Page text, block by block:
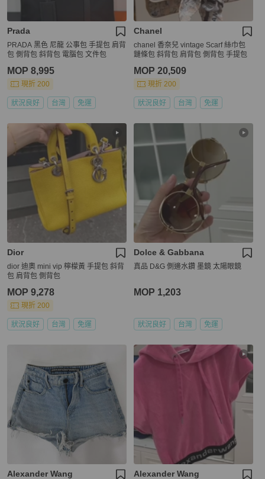
Prada
PRADA 黑色 尼龍 公事包 手提包 肩背
包 側背包 斜背包 電腦包 文件包
MOP 8,995
現折 200
狀況良好 台灣 免運
Chanel
chanel 香奈兒 vintage Scarf 絲巾包
鏈條包 斜背包 肩背包 側背包 手提包
MOP 20,509
現折 200
狀況良好 台灣 免運
Dior
dior 迪奧 mini vip 檸檬黃 手提包 斜背
包 肩背包 側背包
MOP 9,278
現折 200
狀況良好 台灣 免運
Dolce & Gabbana
真品 D&G 側邊水鑽 墨鏡 太陽眼鏡
MOP 1,203
狀況良好 台灣 免運
Alexander Wang Alexander Wang